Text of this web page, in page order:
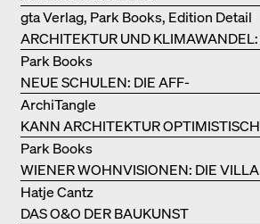
LEBENSMITTELPRODUKTION
ARCHITEKTUR UND KLIMAWANDEL:
WEITERE BUCHEMPFEHLUNGEN
gta Verlag, Park Books, Edition Detail
NEUE SCHULEN: DIE AFF-
MONOGRAFIE
Park Books
KANN ARCHITEKTUR OPTIMISTISCH
SEIN?
ArchiTangle
WIENER WOHNVISIONEN: DIE VILLA
REZEK
Park Books
DAS O&O DER BAUKUNST
Hatje Cantz